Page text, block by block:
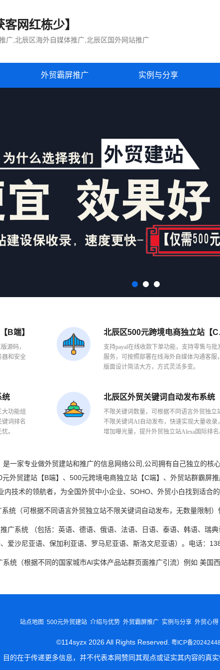
网红栋少】
广,北辰区海外自媒体推广,北辰区国外网站推广
外贸霸屏推广 实例与分享
1 2 3
B端】
源码，
器和安全
北
支持payal在线收款下单功能，支持零售与批
服务，可按照部署在线海外自媒体沟通客服，
版面设计简洁大方，方式灵活多变。
统
功能组
词排名
。
北辰区外贸关键词自动发布系统
不限关键词数量，可根据不同语言外贸独立
不限关键词AI自动发布，快速实现大量收录，
增加曝光量，提升外贸独立站Alexa国际排名
一家专业做外贸建站和推广的信息网络公司,公司拥有自己独立的
外贸建站【B端】、500元跨境电商独立站【C端】、外贸站群霸屏
技术的领航者，为全国外贸中小企业、SOHO、外贸小白找到适合
统（可根据不同语言外贸独立站不限关键词自动发布，无数量限制
广系统 （包括：英语、德语、俄语、法语、日语、泰语、韩语、瑞
爱沙尼亚语、保加利亚语、罗马尼亚语、斯洛文尼亚语）。电话：
统（根据不同的国家城市AI实体产品站群页面推广引流）例如 美国
站点地图 500元外贸建站 介绍与优势 外贸霸屏推广 实例与分享 外贸心得
©114syzx 2026 All Rights Reserved. 粤ICP备
的在于传递更多信息，并不代表本网赞同其观点或证实其内容的真